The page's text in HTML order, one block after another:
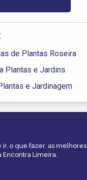
de Plantas Roseira
Plantas e Jardins
e Jardinagem
o que fazer, as melhores
Limeira.